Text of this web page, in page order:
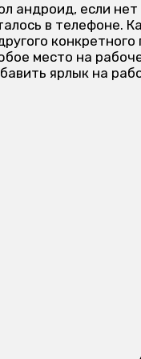
андроид, если
в телефоне.
место на
ярлык на